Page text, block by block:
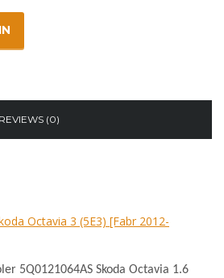
REVIEWS (0)
Octavia 3 (5E3) [Fabr 2012-
5Q0121064AS Skoda Octavia 1.6